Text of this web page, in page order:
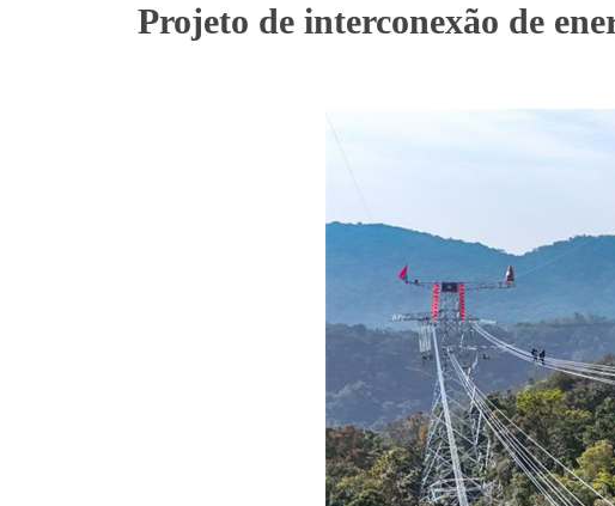
Projeto de interconexão de